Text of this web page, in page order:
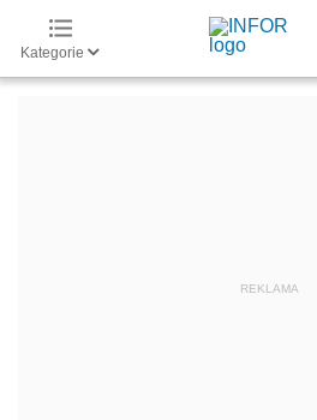
Kategorie